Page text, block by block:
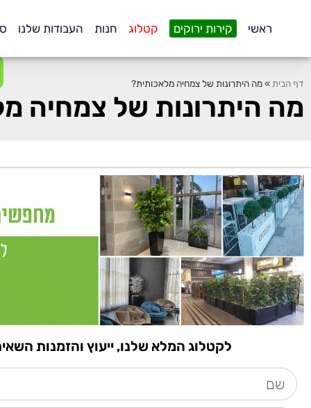
ראשי קירות ירוקים קטלוג חנות העבודות שלנו
דף הבית »מה היתרונות של צמחיה מלאכותית?
מה היתרונות של צמחיה
לקטלוג המלא שלנו, ייעוץ והזמנות השאירו פרטים